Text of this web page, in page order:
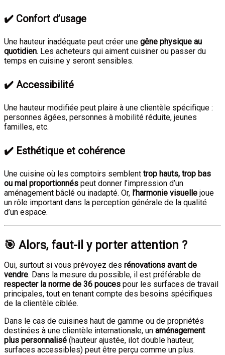
✔️ Confort d’usage
Une hauteur inadéquate peut créer une gêne physique au
quotidien. Les acheteurs qui aiment cuisiner ou passer du
temps en cuisine y seront sensibles.
✔️ Accessibilité
Une hauteur modifiée peut plaire à une clientèle spécifique :
personnes âgées, personnes à mobilité réduite, jeunes
familles, etc.
✔️ Esthétique et cohérence
Une cuisine où les comptoirs semblent trop hauts, trop bas
ou mal proportionnés peut donner l’impression d’un
aménagement bâclé ou inadapté. Or, l’harmonie visuelle joue
un rôle important dans la perception générale de la qualité
d’un espace.
🎯 Alors, faut-il y porter attention ?
Oui, surtout si vous prévoyez des rénovations avant de
vendre. Dans la mesure du possible, il est préférable de
respecter la norme de 36 pouces pour les surfaces de travail
principales, tout en tenant compte des besoins spécifiques
de la clientèle ciblée.
Dans le cas de cuisines haut de gamme ou de propriétés
destinées à une clientèle internationale, un aménagement
plus personnalisé (hauteur ajustée, ilot double hauteur,
surfaces accessibles) peut être perçu comme un plus.